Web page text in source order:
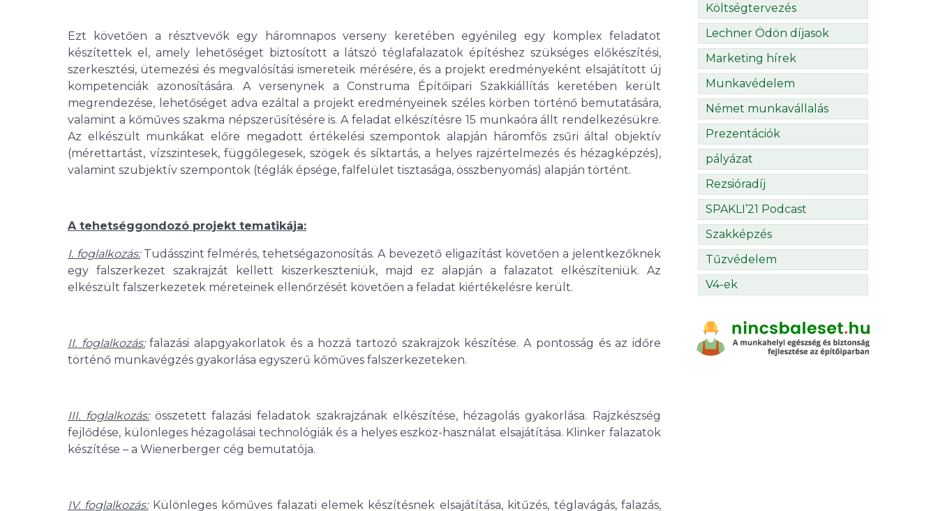
Ezt követően a résztvevők egy háromnapos verseny keretében egyénileg egy komplex feladatot
készítettek el, amely lehetőséget biztosított a látszó téglafalazatok építéshez szükséges előkészítési,
szerkesztési, ütemezési és megvalósítási ismereteik mérésére, és a projekt eredményeként elsajátított új
kompetenciák azonosítására. A versenynek a Construma Építőipari Szakkiállítás keretében került
megrendezése, lehetőséget adva ezáltal a projekt eredményeinek széles körben történő bemutatására,
valamint a kőműves szakma népszerűsítésére is. A feladat elkészítésre 15 munkaóra állt rendelkezésükre.
Az elkészült munkákat előre megadott értékelési szempontok alapján háromfős zsűri által objektív
(mérettartást, vízszintesek, függőlegesek, szögek és síktartás, a helyes rajzértelmezés és hézagképzés),
valamint szubjektív szempontok (téglák épsége, falfelület tisztasága, összbenyomás) alapján történt.
A tehetséggondozó projekt tematikája:
I. foglalkozás:Tudásszint felmérés, tehetségazonosítás. A bevezető eligazítást követően a jelentkezőknek
egy falszerkezet szakrajzát kellett kiszerkeszteniük, majd ez alapján a falazatot elkészíteniük. Az
elkészült falszerkezetek méreteinek ellenőrzését követően a feladat kiértékelésre került.
II. foglalkozás:falazási alapgyakorlatok és a hozzá tartozó szakrajzok készítése. A pontosság és az időre
történő munkavégzés gyakorlása egyszerű kőműves falszerkezeteken.
III. foglalkozás:összetett falazási feladatok szakrajzának elkészítése, hézagolás gyakorlása. Rajzkészség
fejlődése, különleges hézagolásai technológiák és a helyes eszköz-használat elsajátítása. Klinker falazatok
készítése – a Wienerberger cég bemutatója.
IV. foglalkozás:Különleges kőműves falazati elemek készítésnek elsajátítása, kitűzés, téglavágás, falazás,
Költségtervezés
Lechner Ödön díjasok
Marketing hírek
Munkavédelem
Német munkavállalás
Prezentációk
pályázat
Rezsióradíj
SPAKLI’21 Podcast
Szakképzés
Tűzvédelem
V4-ek